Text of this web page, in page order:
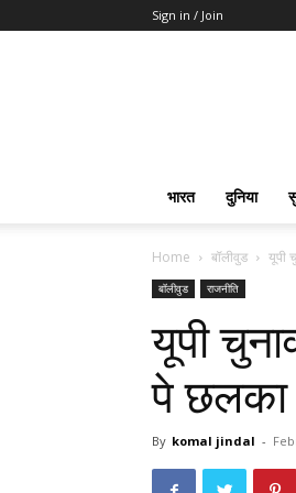
Sign in / Join
भारत दुनिया
Home बॉलीवुड यूपी
बॉलीवुड राजनीति
यूपी
पे छलका
By komal jindal -